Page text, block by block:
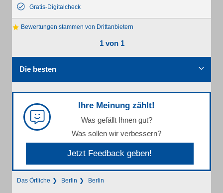
Gratis-Digitalcheck
Bewertungen stammen von Drittanbietern
1 von 1
Die besten
Ihre Meinung zählt!
Was gefällt Ihnen gut?
Was sollen wir verbessern?
Jetzt Feedback geben!
Das Örtliche Berlin Berlin